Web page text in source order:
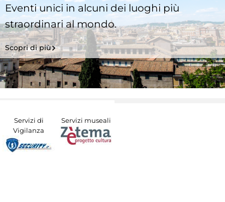
Eventi unici in alcuni dei luoghi più
straordinari al mondo.
Scopri di più
Servizi di
Vigilanza
Servizi museali